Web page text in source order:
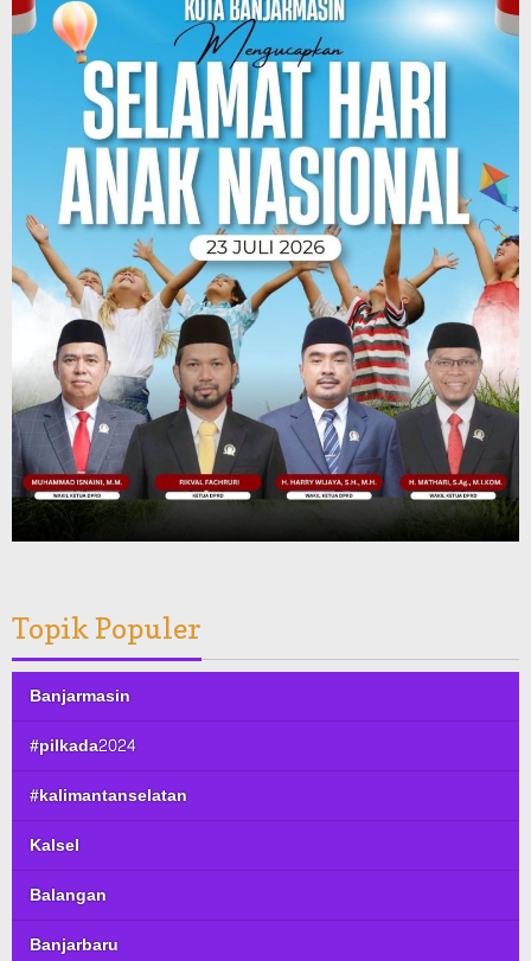
Topik Populer
Banjarmasin
#pilkada2024
#kalimantanselatan
Kalsel
Balangan
Banjarbaru